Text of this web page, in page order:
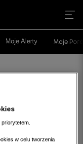
Moje Alerty
Moje
w celu tworzenia